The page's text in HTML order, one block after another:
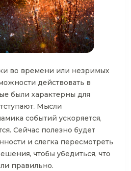
во времени или незримых
действовать в
были характерны для
Мысли
событий ускоряется,
Сейчас полезно будет
и слегка пересмотреть
чтобы убедиться, что
правильно.